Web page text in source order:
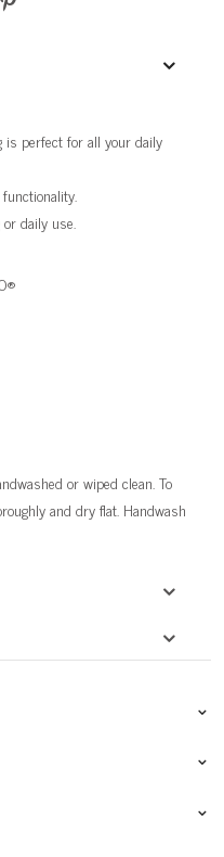
perfect for all your daily
daily use.
or wiped clean. To
and dry flat. Handwash